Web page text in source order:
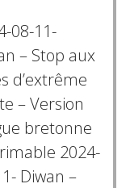
08-11-
– Stop aux
d’extrême
– Version
bretonne
2024-
Diwan –